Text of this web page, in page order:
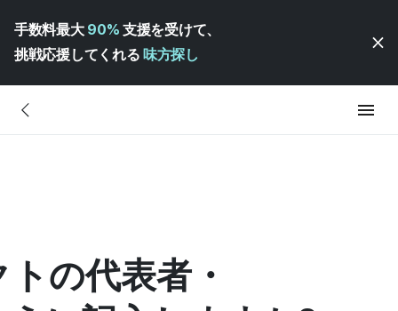
手数料最大 90% 支援を受けて、
挑戦応援してくれる 味方探し
の代表者・